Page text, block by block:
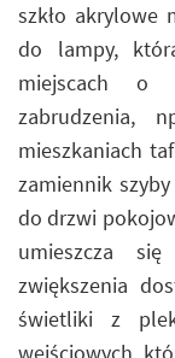
szkło akrylowe
do lampy,
miejscach o
zabrudzenia,
mieszkaniach
zamiennik
do drzwi
umieszcza
zwiększenia
świetliki z